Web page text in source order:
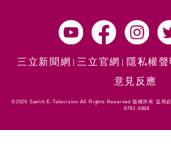
三立新聞網 三立官網 隱私權聲
意見反應
©2026 Sanlih E-Television All Rights Reserved 版權所有 盜用
8792-8888